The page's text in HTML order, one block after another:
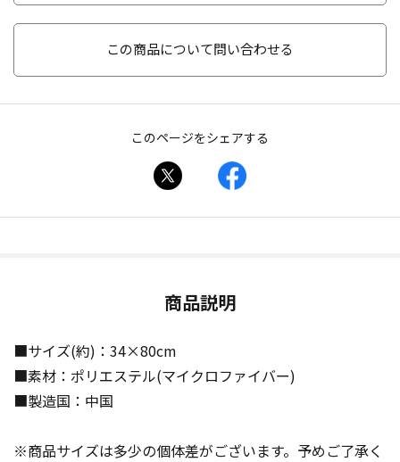
この商品について問い合わせる
このページをシェアする
商品説明
■サイズ(約)：34×80cm
■素材：ポリエステル(マイクロファイバー)
■製造国：中国
※商品サイズは多少の個体差がございます。予めご了承く